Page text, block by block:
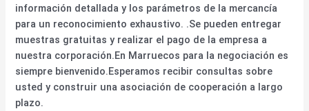
información detallada y los parámetros de la mercancía
para un reconocimiento exhaustivo. .Se pueden entregar
muestras gratuitas y realizar el pago de la empresa a
nuestra corporación.En Marruecos para la negociación es
siempre bienvenido.Esperamos recibir consultas sobre
usted y construir una asociación de cooperación a largo
plazo.